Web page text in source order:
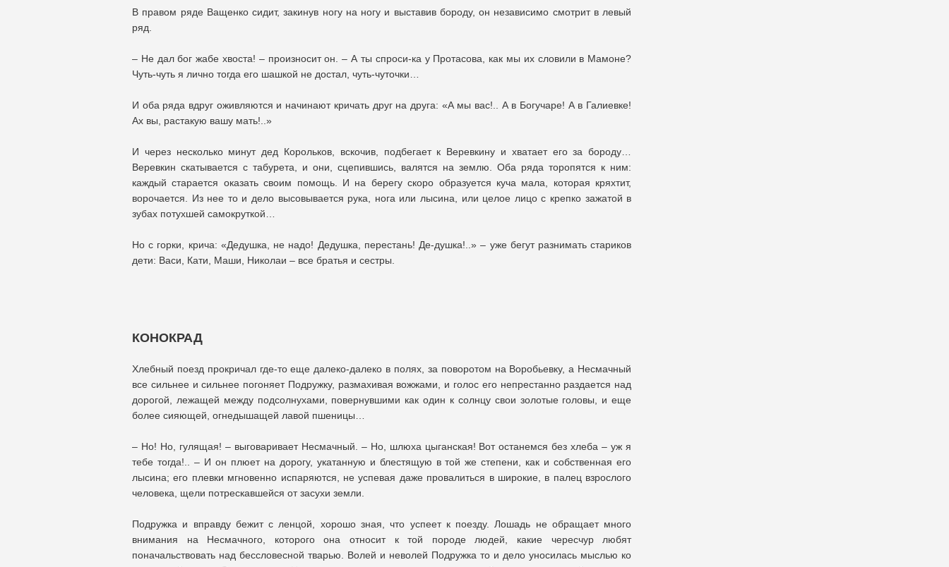
В правом ряде Ващенко сидит, закинув ногу на ногу и выставив бороду, он независимо смотрит в левый
ряд.
– Не дал бог жабе хвоста! – произносит он. – А ты спроси-ка у Протасова, как мы их словили в Мамоне?
Чуть-чуть я лично тогда его шашкой не достал, чуть-чуточки…
И оба ряда вдруг оживляются и начинают кричать друг на друга: «А мы вас!.. А в Богучаре! А в Галиевке!
Ах вы, растакую вашу мать!..»
И через несколько минут дед Корольков, вскочив, подбегает к Веревкину и хватает его за бороду…
Веревкин скатывается с табурета, и они, сцепившись, валятся на землю. Оба ряда торопятся к ним:
каждый старается оказать своим помощь. И на берегу скоро образуется куча мала, которая кряхтит,
ворочается. Из нее то и дело высовывается рука, нога или лысина, или целое лицо с крепко зажатой в
зубах потухшей самокруткой…
Но с горки, крича: «Дедушка, не надо! Дедушка, перестань! Де-душка!..» – уже бегут разнимать стариков
дети: Васи, Кати, Маши, Николаи – все братья и сестры.
КОНОКРАД
Хлебный поезд прокричал где-то еще далеко-далеко в полях, за поворотом на Воробьевку, а Несмачный
все сильнее и сильнее погоняет Подружку, размахивая вожжами, и голос его непрестанно раздается над
дорогой, лежащей между подсолнухами, повернувшими как один к солнцу свои золотые головы, и еще
более сияющей, огнедышащей лавой пшеницы…
– Но! Но, гулящая! – выговаривает Несмачный. – Но, шлюха цыганская! Вот останемся без хлеба – уж я
тебе тогда!.. – И он плюет на дорогу, укатанную и блестящую в той же степени, как и собственная его
лысина; его плевки мгновенно испаряются, не успевая даже провалиться в широкие, в палец взрослого
человека, щели потрескавшейся от засухи земли.
Подружка и вправду бежит с ленцой, хорошо зная, что успеет к поезду. Лошадь не обращает много
внимания на Несмачного, которого она относит к той породе людей, какие чересчур любят
поначальствовать над бессловесной тварью. Волей и неволей Подружка то и дело уносилась мыслью ко